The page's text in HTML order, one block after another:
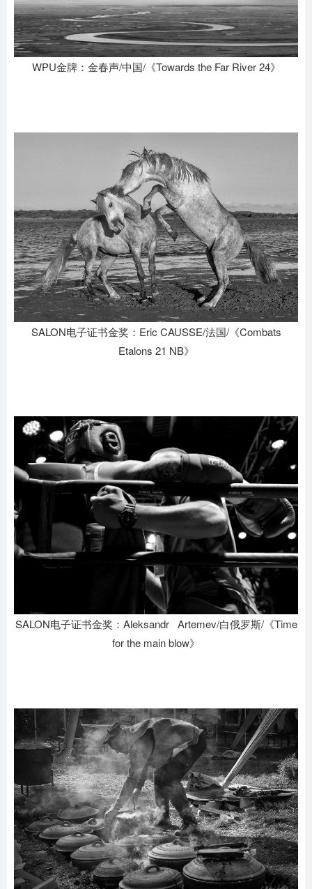
WPU金牌：金春声/中国/《Towards the Far River 24》
SALON电子证书金奖：Eric CAUSSE/法国/《Combats
Etalons 21 NB》
SALON电子证书金奖：Aleksandr Artemev/白俄罗斯/《Time
for the main blow》